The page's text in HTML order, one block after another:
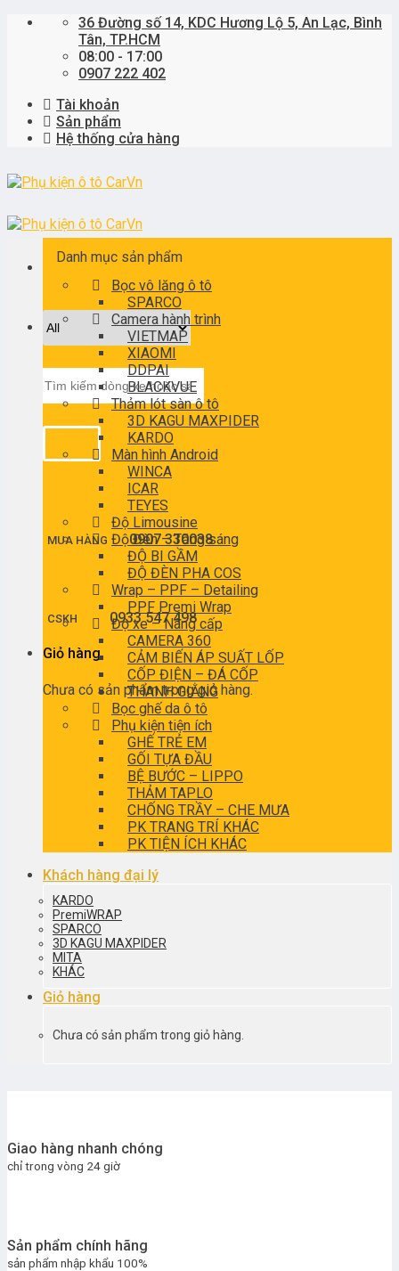
Skip
36 Đường số 14, KDC Hương Lộ 5, An Lạc, Bình
Tân, TP.HCM
08:00 - 17:00
0907 222 402
Tài khoản
Sản phẩm
Hệ thống cửa hàng
kiếm:
MUA HÀNG0907 330038
CSKH 0933 547 498
Giỏ hàng
Chưa có sản phẩm trong giỏ hàng.
Danh mục sản phẩm
Bọc vô lăng ô tô
SPARCO
Camera hành trình
VIETMAP
XIAOMI
DDPAI
BLACKVUE
Thảm lót sàn ô tô
3D KAGU MAXPIDER
KARDO
Màn hình Android
WINCA
ICAR
TEYES
Độ Limousine
Độ Đèn – Tăng sáng
ĐỘ BI GẦM
ĐỘ ĐÈN PHA COS
Wrap – PPF – Detailing
PPF Premi Wrap
Độ xe – Nâng cấp
CAMERA 360
CẢM BIẾN ÁP SUẤT LỐP
CỐP ĐIỆN – ĐÁ CỐP
THANH GIẰNG
Bọc ghế da ô tô
Phụ kiện tiện ích
GHẾ TRẺ EM
GỐI TỰA ĐẦU
BỆ BƯỚC – LIPPO
THẢM TAPLO
CHỐNG TRẦY – CHE MƯA
PK TRANG TRÍ KHÁC
PK TIỆN ÍCH KHÁC
Khách hàng đại lý
KARDO
PremiWRAP
SPARCO
3D KAGU MAXPIDER
MITA
KHÁC
Giỏ hàng
Chưa có sản phẩm trong giỏ hàng.
Giao hàng nhanh chóng
chỉ trong vòng 24 giờ
Sản phẩm chính hãng
sản phẩm nhập khẩu 100%